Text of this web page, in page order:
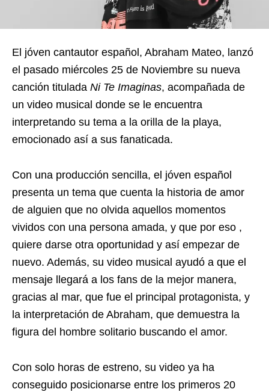
El jóven cantautor español, Abraham Mateo, lanzó
el pasado miércoles 25 de Noviembre su nueva
canción titulada Ni Te Imaginas, acompañada de
un video musical donde se le encuentra
interpretando su tema a la orilla de la playa,
emocionado así a sus fanaticada.
Con una producción sencilla, el jóven español
presenta un tema que cuenta la historia de amor
de alguien que no olvida aquellos momentos
vividos con una persona amada, y que por eso ,
quiere darse otra oportunidad y así empezar de
nuevo. Además, su video musical ayudó a que el
mensaje llegará a los fans de la mejor manera,
gracias al mar, que fue el principal protagonista, y
la interpretación de Abraham, que demuestra la
figura del hombre solitario buscando el amor.
Con solo horas de estreno, su video ya ha
conseguido posicionarse entre los primeros 20